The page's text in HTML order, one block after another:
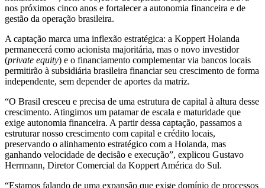
nos próximos cinco anos e fortalecer a autonomia financeira e de
gestão da operação brasileira.
A captação marca uma inflexão estratégica: a Koppert Holanda
permanecerá como acionista majoritária, mas o novo investidor
(private equity) e o financiamento complementar via bancos locais
permitirão à subsidiária brasileira financiar seu crescimento de forma
independente, sem depender de aportes da matriz.
“O Brasil cresceu e precisa de uma estrutura de capital à altura desse
crescimento. Atingimos um patamar de escala e maturidade que
exige autonomia financeira. A partir dessa captação, passamos a
estruturar nosso crescimento com capital e crédito locais,
preservando o alinhamento estratégico com a Holanda, mas
ganhando velocidade de decisão e execução”, explicou Gustavo
Herrmann, Diretor Comercial da Koppert América do Sul.
“Estamos falando de uma expansão que exige domínio de processos